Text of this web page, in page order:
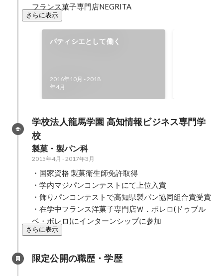
フランス菓子専門店NEGRITA
さらに表示
パティシエとして働く
2016年10月 - 2018
年4月
学校法人龍馬学園 高知情報ビジネス専門学
校
製菓・製パン科
2015年4月 - 2017年3月
・国家資格 製菓衛生師免許取得
・学内マジパンコンテストにて上位入賞
・飾りパンコンテストで高知県製パン協同組合賞受賞
・在学中フランス洋菓子専門店Ｗ．ボレロ(ドゥブル
ベ・ボレロ)にインターンシップに参加
さらに表示
限定公開の職歴・学歴